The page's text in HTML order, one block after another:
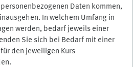
Daten kommen,
In welchem Umfang in
werden, bedarf jeweils einer
Sie sich bei Bedarf mit einer
den jeweiligen Kurs